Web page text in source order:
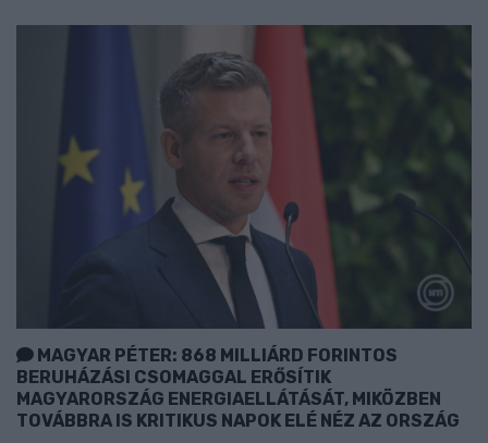
MAGYAR PÉTER: 868 MILLIÁRD FORINTOS
BERUHÁZÁSI CSOMAGGAL ERŐSÍTIK
MAGYARORSZÁG ENERGIAELLÁTÁSÁT, MIKÖZBEN
TOVÁBBRA IS KRITIKUS NAPOK ELÉ NÉZ AZ ORSZÁG